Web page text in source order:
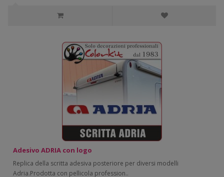
Adesivo ADRIA con logo
Replica della scritta adesiva posteriore per diversi modelli
Adria.Prodotta con pellicola profession..